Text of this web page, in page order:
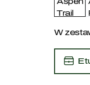
Drewniane zegarki
Ze skórzanym paskiem
Okulary
W